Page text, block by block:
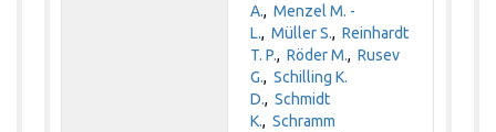
A.,Menzel M. -
L.,Müller S.,Reinhardt
T. P.,Röder M.,Rusev
G.,Schilling K.
D.,Schmidt
K.,Schramm